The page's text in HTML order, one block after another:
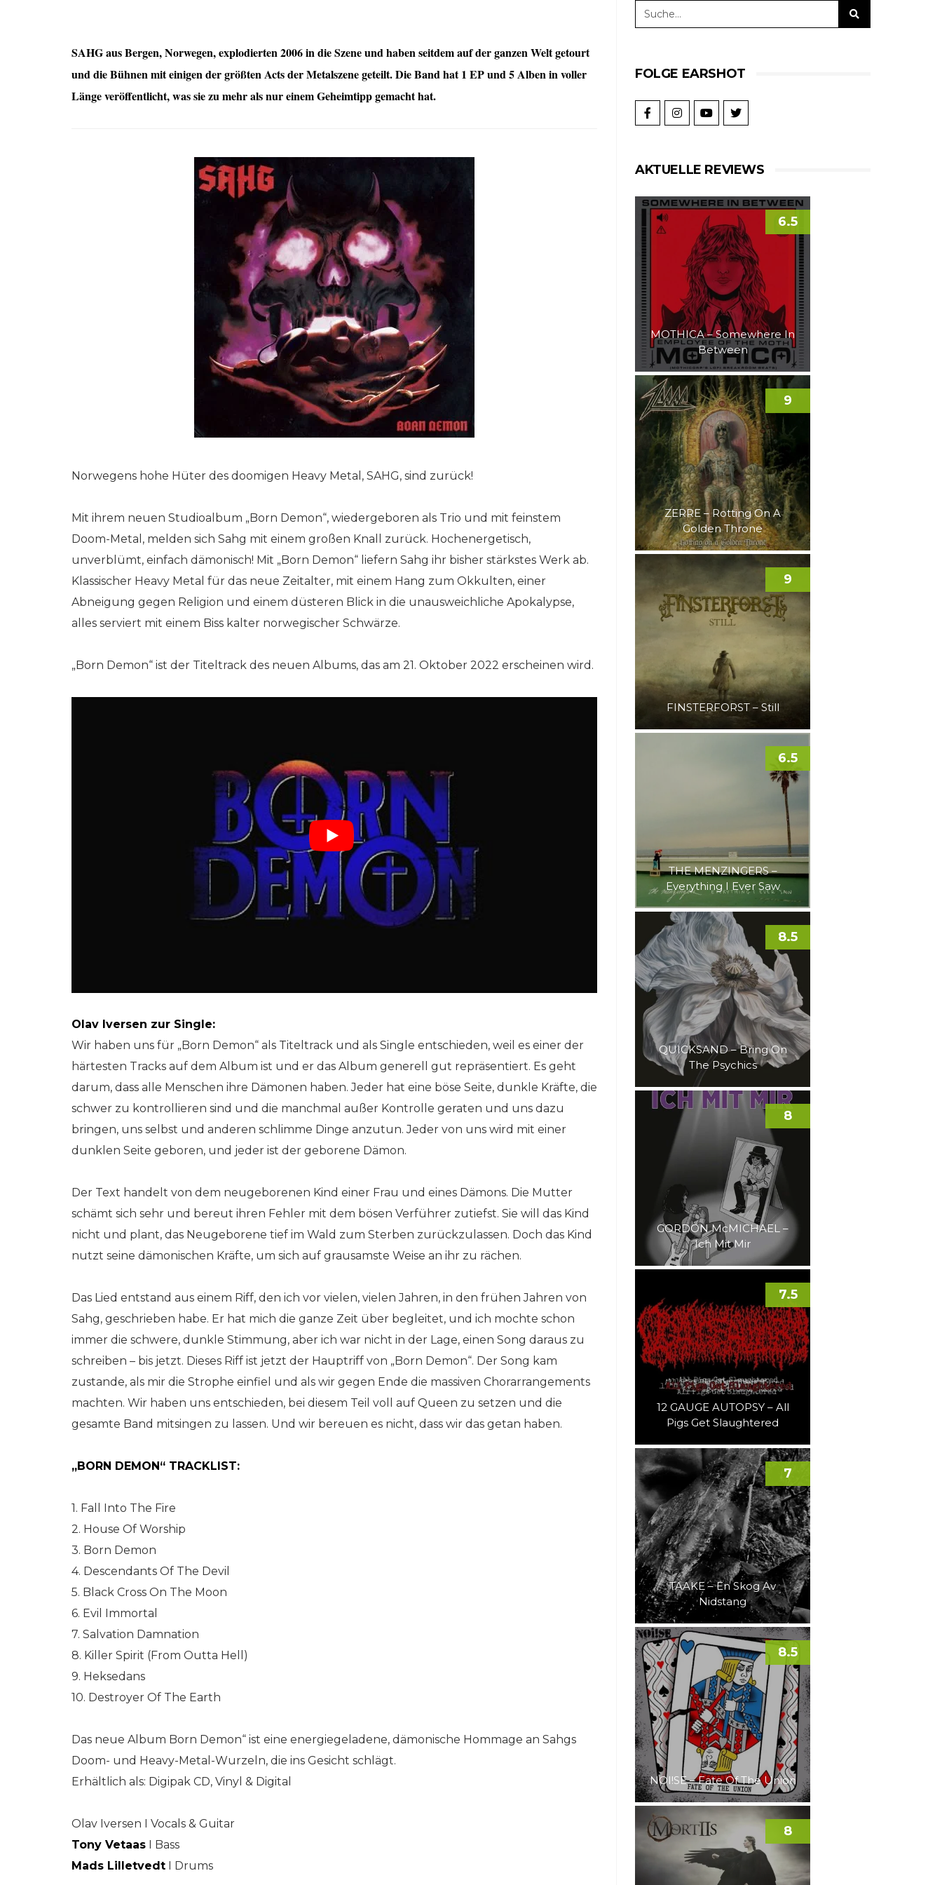
SAHG aus Bergen, Norwegen, explodierten 2006 in die Szene und haben seitdem auf der ganzen Welt getourt
und die Bühnen mit einigen der größten Acts der Metalszene geteilt. Die Band hat 1 EP und 5 Alben in voller
Länge veröffentlicht, was sie zu mehr als nur einem Geheimtipp gemacht hat.
Norwegens hohe Hüter des doomigen Heavy Metal, SAHG, sind zurück!
Mit ihrem neuen Studioalbum „Born Demon“, wiedergeboren als Trio und mit feinstem
Doom-Metal, melden sich Sahg mit einem großen Knall zurück. Hochenergetisch,
unverblümt, einfach dämonisch! Mit „Born Demon“ liefern Sahg ihr bisher stärkstes Werk ab.
Klassischer Heavy Metal für das neue Zeitalter, mit einem Hang zum Okkulten, einer
Abneigung gegen Religion und einem düsteren Blick in die unausweichliche Apokalypse,
alles serviert mit einem Biss kalter norwegischer Schwärze.
„Born Demon“ ist der Titeltrack des neuen Albums, das am 21. Oktober 2022 erscheinen wird.
Olav Iversen zur Single:
Wir haben uns für „Born Demon“ als Titeltrack und als Single entschieden, weil es einer der
härtesten Tracks auf dem Album ist und er das Album generell gut repräsentiert. Es geht
darum, dass alle Menschen ihre Dämonen haben. Jeder hat eine böse Seite, dunkle Kräfte, die
schwer zu kontrollieren sind und die manchmal außer Kontrolle geraten und uns dazu
bringen, uns selbst und anderen schlimme Dinge anzutun. Jeder von uns wird mit einer
dunklen Seite geboren, und jeder ist der geborene Dämon.
Der Text handelt von dem neugeborenen Kind einer Frau und eines Dämons. Die Mutter
schämt sich sehr und bereut ihren Fehler mit dem bösen Verführer zutiefst. Sie will das Kind
nicht und plant, das Neugeborene tief im Wald zum Sterben zurückzulassen. Doch das Kind
nutzt seine dämonischen Kräfte, um sich auf grausamste Weise an ihr zu rächen.
Das Lied entstand aus einem Riff, den ich vor vielen, vielen Jahren, in den frühen Jahren von
Sahg, geschrieben habe. Er hat mich die ganze Zeit über begleitet, und ich mochte schon
immer die schwere, dunkle Stimmung, aber ich war nicht in der Lage, einen Song daraus zu
schreiben – bis jetzt. Dieses Riff ist jetzt der Hauptriff von „Born Demon“. Der Song kam
zustande, als mir die Strophe einfiel und als wir gegen Ende die massiven Chorarrangements
machten. Wir haben uns entschieden, bei diesem Teil voll auf Queen zu setzen und die
gesamte Band mitsingen zu lassen. Und wir bereuen es nicht, dass wir das getan haben.
„BORN DEMON“ TRACKLIST:
1. Fall Into The Fire
2. House Of Worship
3. Born Demon
4. Descendants Of The Devil
5. Black Cross On The Moon
6. Evil Immortal
7. Salvation Damnation
8. Killer Spirit (From Outta Hell)
9. Heksedans
10. Destroyer Of The Earth
Das neue Album Born Demon“ ist eine energiegeladene, dämonische Hommage an Sahgs
Doom- und Heavy-Metal-Wurzeln, die ins Gesicht schlägt.
Erhältlich als: Digipak CD, Vinyl & Digital
Olav Iversen I Vocals & Guitar
Tony Vetaas I Bass
Mads Lilletvedt I Drums
FOLGE EARSHOT
AKTUELLE REVIEWS
MOTHICA – Somewhere In
Between
6.5
ZERRE – Rotting On A
Golden Throne
9
FINSTERFORST – Still
9
THE MENZINGERS –
Everything I Ever Saw
6.5
QUICKSAND – Bring On
The Psychics
8.5
GORDON McMICHAEL –
Ich Mit Mir
8
12 GAUGE AUTOPSY – All
Pigs Get Slaughtered
7.5
TAAKE – En Skog Av
Nidstang
7
NOI!SE – Fate Of The Union
8.5
8